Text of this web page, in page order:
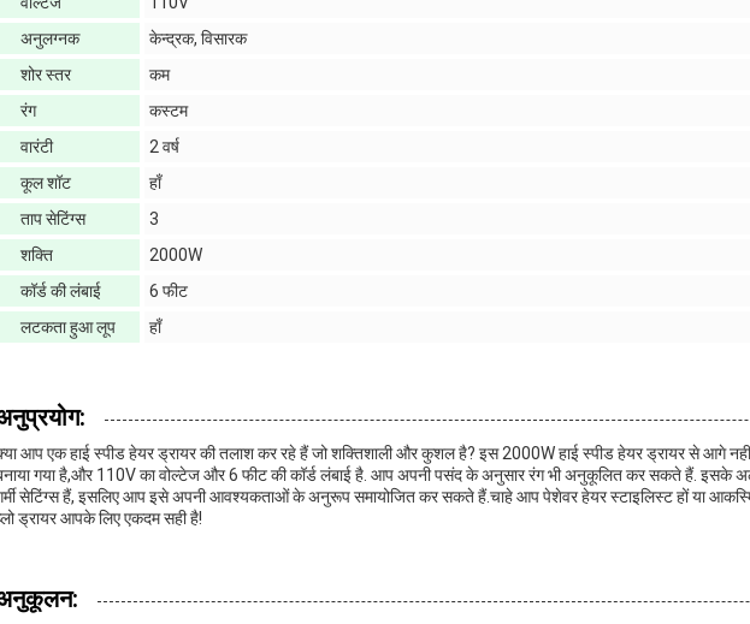
अनुलग्नक
केन्द्रक, विसारक
शोर स्तर
कम
रंग
कस्टम
वारंटी
2 वर्ष
कूल शॉट
हाँ
ताप सेटिंग्स
3
शक्ति
2000W
कॉर्ड की लंबाई
6 फीट
लटकता हुआ लूप
हाँ
आप एक हाई स्पीड हेयर ड्रायर की तलाश कर रहे हैं जो शक्तिशाली और कुशल है? इस 2000W हाई स्पीड हेयर ड्रायर से आगे नहीं
गया है,और 110V का वोल्टेज और 6 फीट की कॉर्ड लंबाई है. आप अपनी पसंद के अनुसार रंग भी अनुकूलित कर सकते हैं. इसके
सेटिंग्स हैं, इसलिए आप इसे अपनी आवश्यकताओं के अनुरूप समायोजित कर सकते हैं.चाहे आप पेशेवर हेयर स्टाइलिस्ट हों या
ड्रायर आपके लिए एकदम सही है!